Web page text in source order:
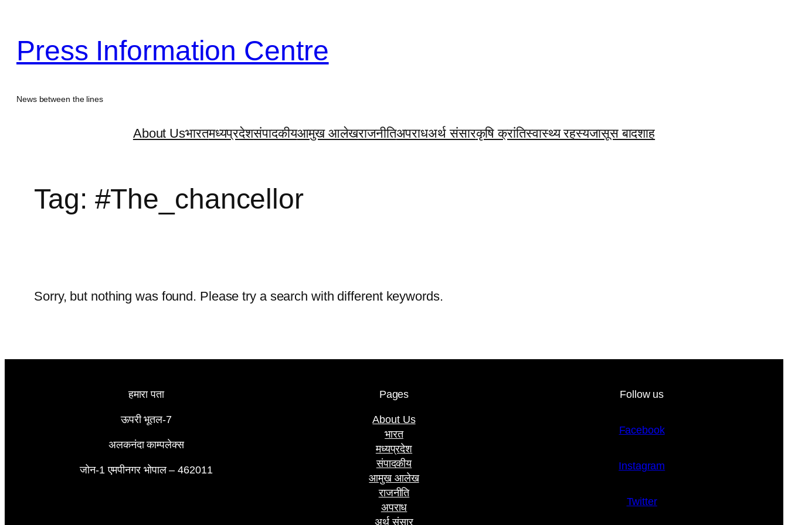
content
Press Information Centre
News between the lines
About Usभारतमध्यप्रदेशसंपादकीयआमुख आलेखराजनीतिअपराधअर्थ संसारकृषि क्रांतिस्वास्थ्य रहस्यजासूस बादशाह
Tag: #The_chancellor
Sorry, but nothing was found. Please try a search with different keywords.
हमारा पता
ऊपरी भूतल-7
अलकनंदा काम्पलेक्स
जोन-1 एमपीनगर भोपाल – 462011
Pages
About Us
भारत
मध्यप्रदेश
संपादकीय
आमुख आलेख
राजनीति
अपराध
अर्थ संसार
Follow us
Facebook
Instagram
Twitter